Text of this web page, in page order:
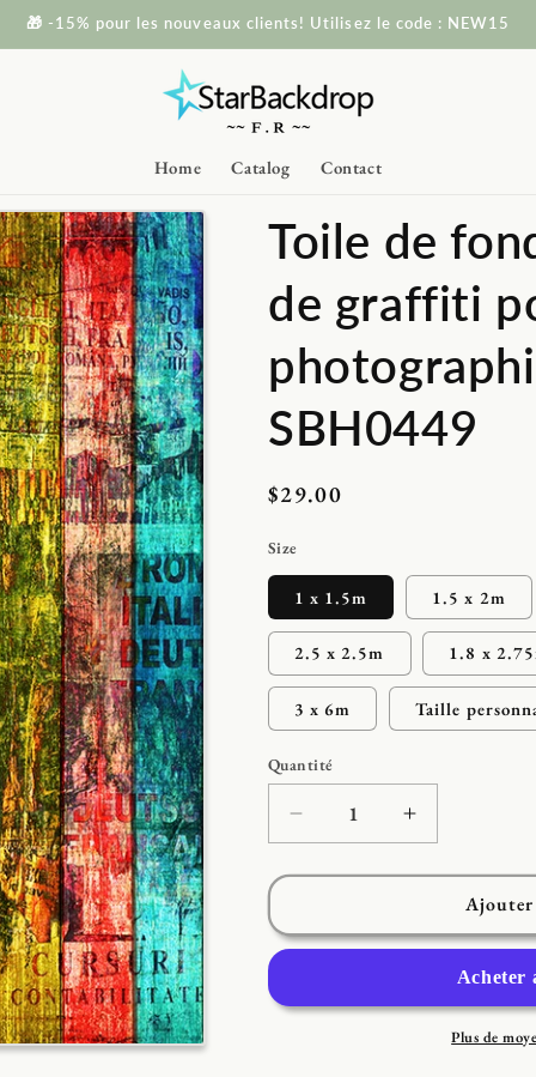
🎁 -15% pour les nouveaux clients! Utilisez le code : NEW15
Home Catalog Contact
Toile de
de graffiti
SBH0449
Prix
$29.00
Size
1 x 1.5m 1.5 x 2m
2.5 x 2.5m 1.8 x
3 x 6m Taille
Quantité
Réduire
la
quantité
Toile
de
colorée
Augmenter
la
quantité
Toile
de
colorée
d&#39;art
Plus de